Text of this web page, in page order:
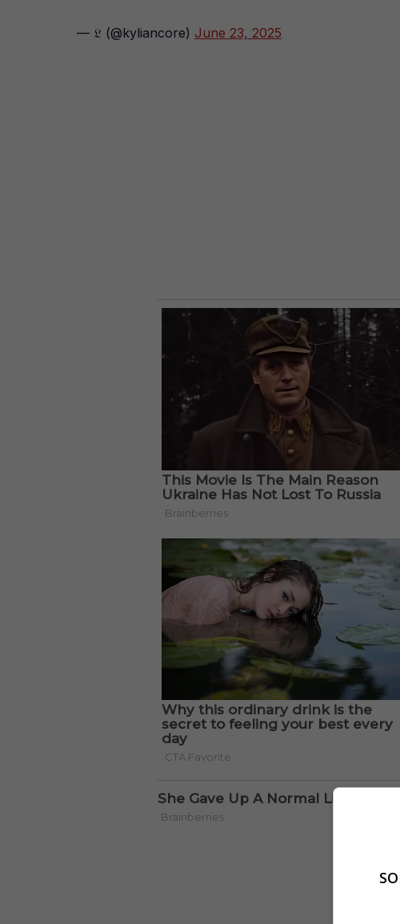
— 𝔏 (@kyliancore) June 23, 2025